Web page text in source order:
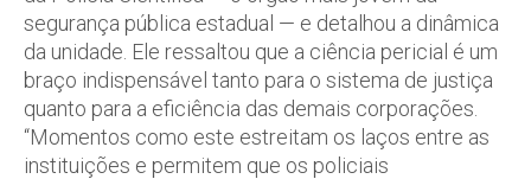
segurança pública estadual — e detalhou a dinâmica
da unidade. Ele ressaltou que a ciência pericial é um
braço indispensável tanto para o sistema de justiça
quanto para a eficiência das demais corporações.
“Momentos como este estreitam os laços entre as
instituições e permitem que os policiais